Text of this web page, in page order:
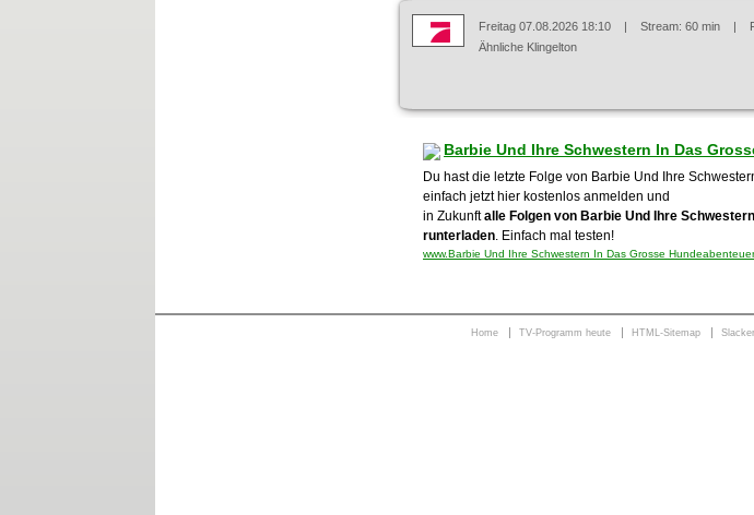
Freitag 07.08.2026 18:10 | Stream: 60 min |
Ähnliche Klingelton
Barbie Und Ihre Schwestern In Das
Du hast die letzte Folge von Barbie Und Ihre
einfach jetzt hier kostenlos anmelden und
in Zukunftalle Folgen von Barbie Und Ihre
runterladen. Einfach mal testen!
www.Barbie Und Ihre Schwestern In Das Grosse
Home TV-Programm heute HTML-Sitemap